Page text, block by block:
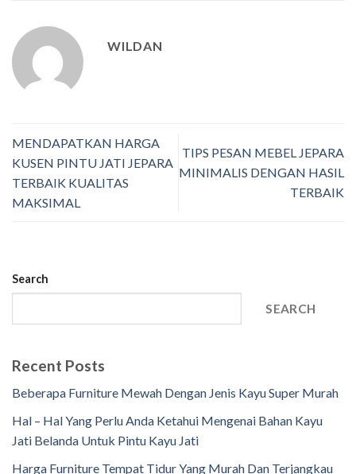
WILDAN
MENDAPATKAN HARGA
KUSEN PINTU JATI JEPARA
TERBAIK KUALITAS
MAKSIMAL
TIPS PESAN MEBEL JEPARA
MINIMALIS DENGAN HASIL
TERBAIK
Search
SEARCH
Recent Posts
Beberapa Furniture Mewah Dengan Jenis Kayu Super Murah
Hal – Hal Yang Perlu Anda Ketahui Mengenai Bahan Kayu
Jati Belanda Untuk Pintu Kayu Jati
Harga Furniture Tempat Tidur Yang Murah Dan Terjangkau